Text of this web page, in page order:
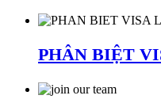
PHÂN BIỆT